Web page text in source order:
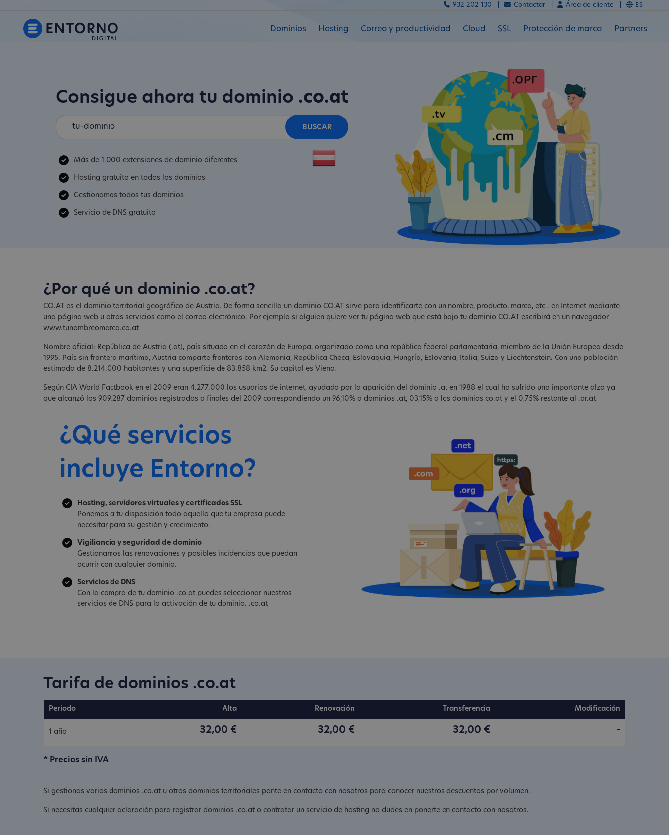
Dominios Hosting Correo y productividad Cloud SSL Protección de marca Partners
932 202 130 | Contactar | Área de cliente | ES
Consigue ahora tu dominio .co.at
BUSCAR
Más de 1.000 extensiones de dominio diferentes
Hosting gratuito en todos los dominios
Gestionamos todos tus dominios
Servicio de DNS gratuito
¿Por qué un dominio .co.at?
CO.AT es el dominio territorial geográfico de Austria. De forma sencilla un dominio CO.AT sirve para identificarte con un nombre, producto, marca, etc.. en Internet mediante
una página web u otros servicios como el correo electrónico. Por ejemplo si alguien quiere ver tu página web que está bajo tu dominio CO.AT escribirá en un navegador
www.tunombreomarca.co.at
Nombre oficial: República de Austria (.at), país situado en el corazón de Europa, organizado como una república federal parlamentaria, miembro de la Unión Europea desde
1995. País sin frontera marítima, Austria comparte fronteras con Alemania, República Checa, Eslovaquia, Hungría, Eslovenia, Italia, Suiza y Liechtenstein. Con una población
estimada de 8.214.000 habitantes y una superficie de 83.858 km2. Su capital es Viena.
Según CIA World Factbook en el 2009 eran 4.277.000 los usuarios de internet, ayudado por la aparición del dominio .at en 1988 el cual ha sufrido una importante alza ya
que alcanzó los 909.287 dominios registrados a finales del 2009 correspondiendo un 96,10% a dominios .at, 03,15% a los dominios co.at y el 0,75% restante al .or.at
¿Qué servicios
incluye Entorno?
Hosting, servidores virtuales y certificados SSL
Ponemos a tu disposición todo aquello que tu empresa puede
necesitar para su gestión y crecimiento.
Vigiliancia y seguridad de dominio
Gestionamos las renovaciones y posibles incidencias que puedan
ocurrir con cualquier dominio.
Servicios de DNS
Con la compra de tu dominio .co.at puedes seleccionar nuestros
servicios de DNS para la activación de tu dominio. .co.at
Tarifa de dominios .co.at
Periodo Alta Renovación Transferencia Modificación
1 año 32,00 € 32,00 € 32,00 € -
* Precios sin IVA
Si gestionas varios dominios .co.at u otros dominios territoriales ponte en contacto con nosotros para conocer nuestros descuentos por volumen.
Si necesitas cualquier aclaración para registrar dominios .co.at o contratar un servicio de hosting no dudes en ponerte en contacto con nosotros.